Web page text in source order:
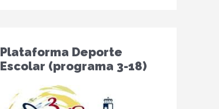
Plataforma Deporte
Escolar (programa 3-18)